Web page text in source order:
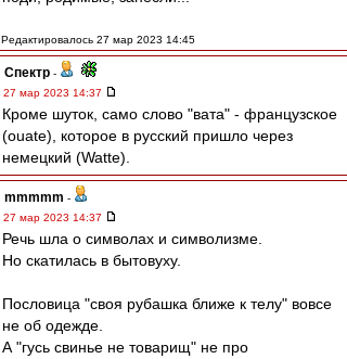
Редактировалось 27 мар 2023 14:45
Спектр -
27 мар 2023 14:37
Кроме шуток, само слово "вата" - французское
(ouate), которое в русский пришло через
немецкий (Watte).
mmmmm -
27 мар 2023 14:37
Речь шла о символах и символизме.
Но скатилась в бытовуху.
Пословица "своя рубашка ближе к телу" вовсе
не об одежде.
А "гусь свинье не товарищ" не про